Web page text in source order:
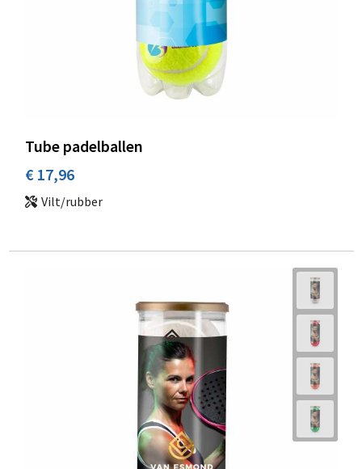
Tube padelballen
€ 17,96
Vilt/rubber